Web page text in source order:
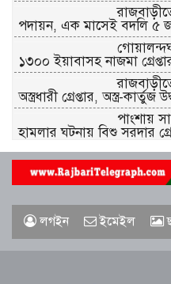
পদায়ন, এক মাসেই বদলি ৫
১৩০০ ইয়াবাসহ নাজমা
অস্ত্রধারী গ্রেপ্তার, অস্ত্র-কার্তুজ
পাংশায়
হামলার ঘটনায় বিশু সরদার
আগস্ট
লগইন ইমেইল